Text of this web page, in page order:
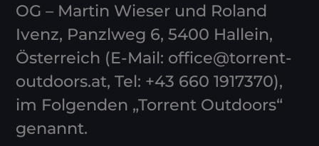
OG – Martin Wieser und Roland
Ivenz, Panzlweg 6, 5400 Hallein,
Österreich (E-Mail: office@torrent-
outdoors.at, Tel: +43 660 1917370),
im Folgenden „Torrent Outdoors“
genannt.